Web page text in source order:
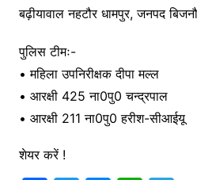
बढ़ीयावाल नहटौर धामपुर, जनपद
पुलिस टीमः-
• महिला उपनिरीक्षक दीपा मल्ल
• आरक्षी 425 ना0पु0 चन्द्रपाल
• आरक्षी 211 ना0पु0 हरीश-सीआईयू
शेयर करें !